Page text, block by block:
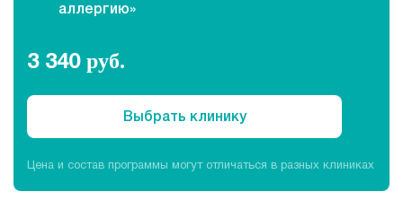
Рентгенология
аллергию»
3 340 руб.
Выбрать клинику
Цена и состав программы могут отличаться в разных клиниках